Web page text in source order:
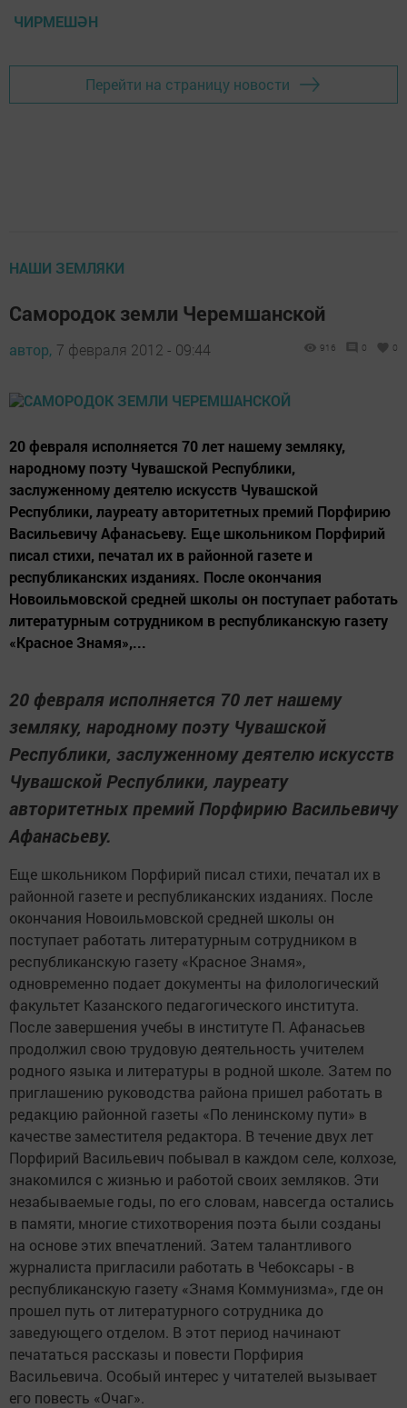
ЧИРМЕШӘН
Перейти на страницу новости
НАШИ ЗЕМЛЯКИ
Самородок земли Черемшанской
автор, 7 февраля 2012 - 09:44 916 0 0
20 февраля исполняется 70 лет нашему земляку,
народному поэту Чувашской Республики,
заслуженному деятелю искусств Чувашской
Республики, лауреату авторитетных премий Порфирию
Васильевичу Афанасьеву. Еще школьником Порфирий
писал стихи, печатал их в районной газете и
республиканских изданиях. После окончания
Новоильмовской средней школы он поступает работать
литературным сотрудником в республиканскую газету
«Красное Знамя»,...
20 февраля исполняется 70 лет нашему
земляку, народному поэту Чувашской
Республики, заслуженному деятелю искусств
Чувашской Республики, лауреату
авторитетных премий Порфирию Васильевичу
Афанасьеву.
Еще школьником Порфирий писал стихи, печатал их в
районной газете и республиканских изданиях. После
окончания Новоильмовской средней школы он
поступает работать литературным сотрудником в
республиканскую газету «Красное Знамя»,
одновременно подает документы на филологический
факультет Казанского педагогического института.
После завершения учебы в институте П. Афанасьев
продолжил свою трудовую деятельность учителем
родного языка и литературы в родной школе. Затем по
приглашению руководства района пришел работать в
редакцию районной газеты «По ленинскому пути» в
качестве заместителя редактора. В течение двух лет
Порфирий Васильевич побывал в каждом селе, колхозе,
знакомился с жизнью и работой своих земляков. Эти
незабываемые годы, по его словам, навсегда остались
в памяти, многие стихотворения поэта были созданы
на основе этих впечатлений. Затем талантливого
журналиста пригласили работать в Чебоксары - в
республиканскую газету «Знамя Коммунизма», где он
прошел путь от литературного сотрудника до
заведующего отделом. В этот период начинают
печататься рассказы и повести Порфирия
Васильевича. Особый интерес у читателей вызывает
его повесть «Очаг».